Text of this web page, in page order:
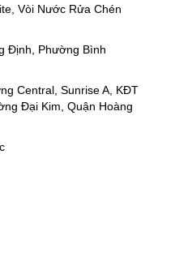
Vòi Nước Rửa Chén
Định, Phường Bình
Central, Sunrise A, KĐT
Đại Kim, Quận Hoàng